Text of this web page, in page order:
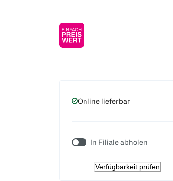
Online lieferbar
In Filiale abholen
Verfügbarkeit prüfen